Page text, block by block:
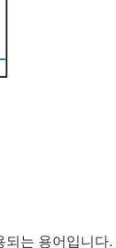
되는 용어입니다.